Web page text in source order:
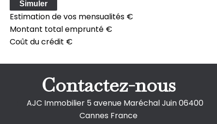
Simuler
Estimation de vos mensualités €
Montant total emprunté €
Coût du crédit €
Contactez-nous
AJC Immobilier5 avenue Maréchal Juin06400
Cannes France